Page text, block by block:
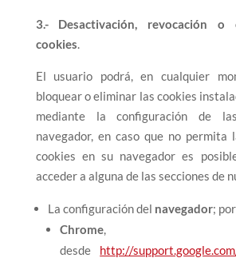
3.- Desactivación, revocación o
cookies
El usuario podrá, en cualquier
bloquear o eliminar las cookies
mediante la configuración de
navegador, en caso que no permita
cookies en su navegador es
acceder a alguna de las secciones de
La configuración del navegador;
Chrome,
desde http://